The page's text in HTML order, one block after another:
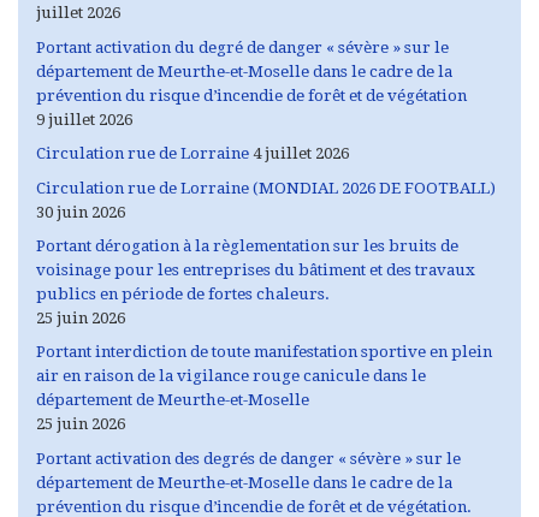
juillet 2026
Portant activation du degré de danger « sévère » sur le
département de Meurthe-et-Moselle dans le cadre de la
prévention du risque d’incendie de forêt et de végétation
9 juillet 2026
Circulation rue de Lorraine 4 juillet 2026
Circulation rue de Lorraine (MONDIAL 2026 DE FOOTBALL)
30 juin 2026
Portant dérogation à la règlementation sur les bruits de
voisinage pour les entreprises du bâtiment et des travaux
publics en période de fortes chaleurs.
25 juin 2026
Portant interdiction de toute manifestation sportive en plein
air en raison de la vigilance rouge canicule dans le
département de Meurthe-et-Moselle
25 juin 2026
Portant activation des degrés de danger « sévère » sur le
département de Meurthe-et-Moselle dans le cadre de la
prévention du risque d’incendie de forêt et de végétation.